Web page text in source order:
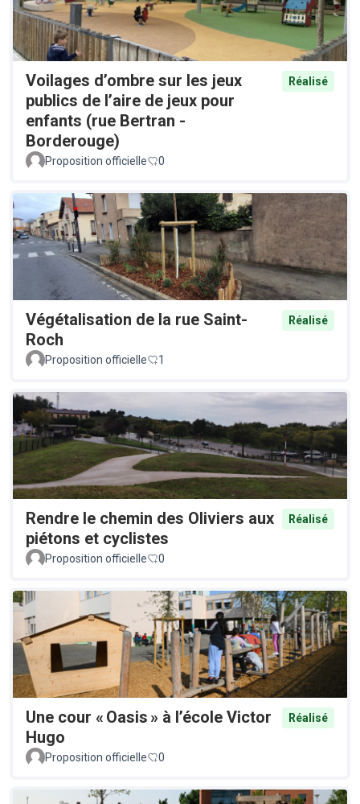
Voilages d’ombre sur les jeux
publics de l’aire de jeux pour
enfants (rue Bertran -
Borderouge)
Réalisé
Proposition officielle 0
Végétalisation de la rue Saint-
Roch
Réalisé
Proposition officielle 1
Rendre le chemin des Oliviers aux
piétons et cyclistes
Réalisé
Proposition officielle 0
Une cour « Oasis » à l’école Victor
Hugo
Réalisé
Proposition officielle 0